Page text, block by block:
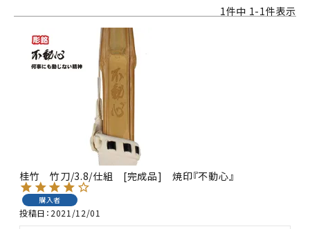
1件中 1-1件表示
桂竹 竹刀/3.8/仕組 [完成品] 焼印『不動心』
購入者
投稿日 2021/12/01